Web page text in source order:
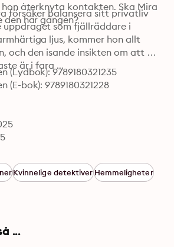
återknyta kontakten. Ska Mira
våga lita på henne den här gången?
försöker balansera sitt privatliv
uppdraget som fjällräddare i
ljus, kommer hon allt
och den isande insikten om att
är i fara ...
(Lydbok): 9789180321235
bok): 9789180321228
Kvinnelige detektiverHemmeligheter
...